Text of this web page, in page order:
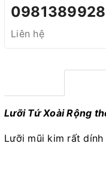
0981389928
Liên hệ
Lưỡi Tứ Xoài Rộng
Lưỡi mũi kim rất